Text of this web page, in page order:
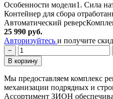
Особенности модели1. Сила
Контейнер для сбора
Автоматический
25 990 руб.
Авторизуйтесь и получите
−
В корзину
Мы предоставляем комплекс
механизации подрядных и
Ассортимент ЗИОН